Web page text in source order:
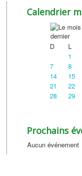
Calendrier
D
L
1
7
8
14
15
21
22
28
29
Prochains
Aucun événement